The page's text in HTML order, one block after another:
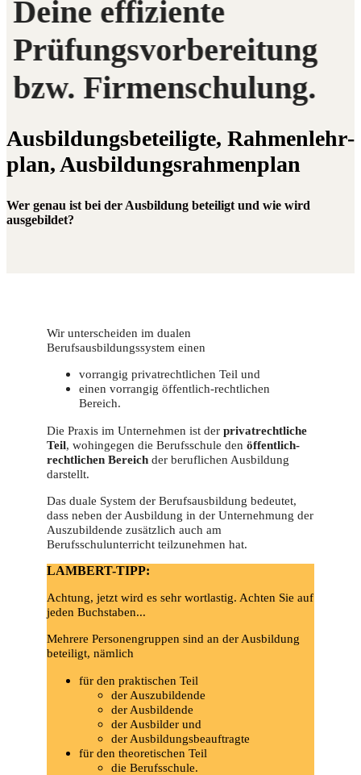
Aus­bil­dungs­be­tei­lig­te, Rah­men­lehr­
plan, Ausbildungsrahmenplan
Wer genau ist bei der Ausbildung beteiligt und wie wird
ausgebildet?
Wir unterscheiden im dualen
Berufsausbildungssystem einen
vorrangig privatrechtlichen Teil und
einen vorrangig öffentlich-rechtlichen
Bereich.
Die Praxis im Unternehmen ist der privatrechtliche
Teil, wohingegen die Berufsschule den öffentlich-
rechtlichen Bereich der beruflichen Ausbildung
darstellt.
Das duale System der Berufsausbildung bedeutet,
dass neben der Ausbildung in der Unternehmung der
Auszubildende zusätzlich auch am
Berufsschulunterricht teilzunehmen hat.
LAMBERT-TIPP:
Achtung, jetzt wird es sehr wortlastig. Achten Sie auf
jeden Buchstaben...
Mehrere Personengruppen sind an der Ausbildung
beteiligt, nämlich
für den praktischen Teil
der Auszubildende
der Ausbildende
der Ausbilder und
der Ausbildungsbeauftragte
für den theoretischen Teil
die Berufsschule.